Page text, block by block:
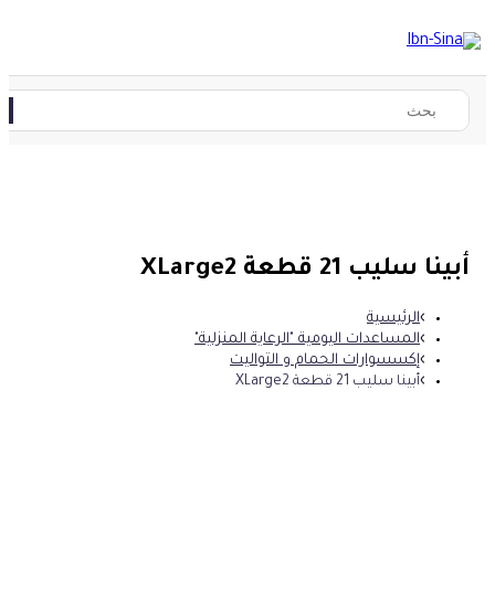
أبينا سليب 21 قطعة XLarge2
الرئيسية
المساعدات اليومية "الرعاية المنزلية"
إكسسوارات الحمام و التواليت
أبينا سليب 21 قطعة XLarge2